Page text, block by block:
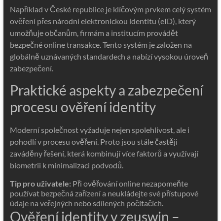
Například v České republice je klíčovým prvkem celý systém
ověření přes národní elektronickou identitu (eID), který
umožňuje občanům, firmám a institucím provádět
bezpečné online transakce. Tento systém je založen na
globálně uznávaných standardech a nabízí vysokou úroveň
zabezpečení.
Praktické aspekty a zabezpečení
procesu ověření identity
Moderní společnost vyžaduje nejen spolehlivost, ale i
pohodlí v procesu ověření. Proto jsou stále častěji
zaváděny řešení, která kombinují více faktorů a využívají
biometrii k minimalizaci podvodů.
Tip pro uživatele: Při ověřování online nezapomeňte
používat bezpečná zařízení a neukládejte své přístupové
údaje na veřejných nebo sdílených počítačích.
Ověření identity v zeuswin –